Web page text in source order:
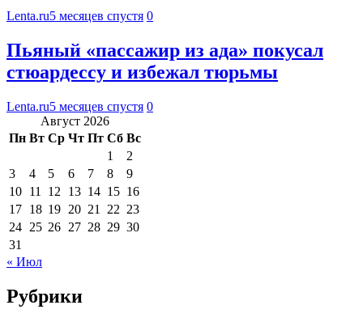
Lenta.ru5 месяцев спустя 0
Пьяный «пассажир из ада» покусал
стюардессу и избежал тюрьмы
Lenta.ru5 месяцев спустя 0
Август 2026
Пн Вт Ср Чт Пт Сб Вс
1
2
3
4 5 6 7 8
9
10 11 12 13 14 15 16
17 18 19 20 21 22 23
24 25 26 27 28 29 30
31
« Июл
Рубрики